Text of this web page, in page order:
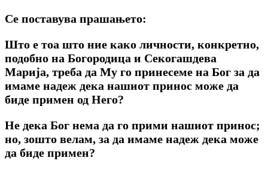
Се поставува прашањето:
Што е тоа што ние како личности, конкретно,
подобно на Богородица и Секогашдева
Марија, треба да Му го принесеме на Бог за да
имаме надеж дека нашиот принос може да
биде примен од Него?
Не дека Бог нема да го прими нашиот принос;
но, зошто велам, за да имаме надеж дека може
да биде примен?